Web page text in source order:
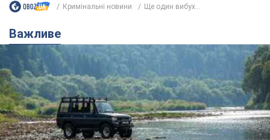
Кримінальні новини Ще один вибух...
Важливе